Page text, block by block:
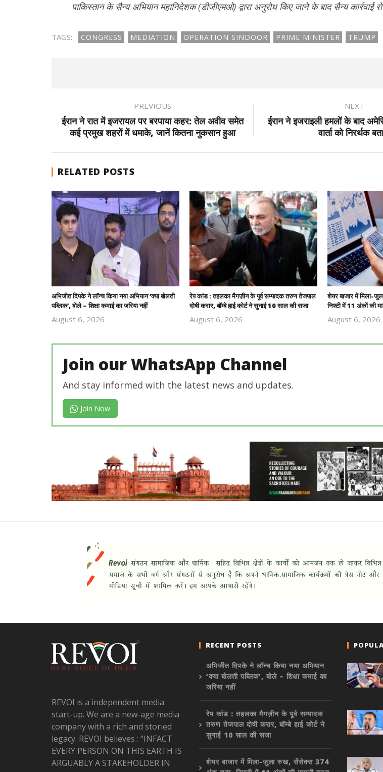
पाकिस्तान के सैन्य अभियान महानिदेशक (डीजीएमओ) द्वारा अनुरोध किए जाने के बाद सैन्य कार्रवाई
TAGS: CONGRESS MEDIATION OPERATION SINDOOR PRIME MINISTER TRUMP
PREVIOUS
ईरान ने रात में इजरायल पर बरपाया कहर: तेल अवीव समेत
कई प्रमुख शहरों में धमाके, जानें कितना नुकसान हुआ
NEXT
ईरान ने इजराइली हमलों के बाद
वार्ता को निरर्थक
RELATED POSTS
अभिजीत दिपके ने लॉन्च किया नया अभियान ‘क्या बोलती
पब्लिक’, बोले – शिक्षा कमाई का जरिया नहीं
August 6, 2026
रेप कांड : तहलका मैगज़ीन के पूर्व सम्पादक तरुण तेजपाल
दोषी करार, बॉम्बे हाई कोर्ट ने सुनाई 10 साल की सजा
August 6, 2026
शेयर बाजार में
निफ्टी में 11 अंकों की
August 6, 2026
Join our WhatsApp Channel
And stay informed with the latest news and updates.
Join Now
REVOI is a independent media
start-up. We are a new-age media
company with a rich and storied
legacy. REVOI believes : “INFACT
EVERY PERSON ON THIS EARTH IS
ARGUABLY A STAKEHOLDER IN
RECENT POSTS
अभिजीत दिपके ने लॉन्च किया नया अभियान
‘क्या बोलती पब्लिक’, बोले – शिक्षा कमाई का
जरिया नहीं
रेप कांड : तहलका मैगज़ीन के पूर्व सम्पादक
तरुण तेजपाल दोषी करार, बॉम्बे हाई कोर्ट ने
सुनाई 10 साल की सजा
शेयर बाजार में मिला-जुला रुख, सेंसेक्स 374